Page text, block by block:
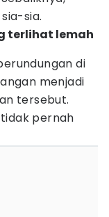
sia.
terlihat lemah
di
menjadi
tersebut.
pernah